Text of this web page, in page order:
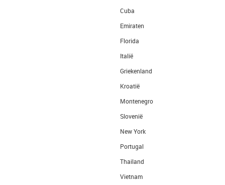
Cuba
Emiraten
Florida
Italië
Griekenland
Kroatië
Montenegro
Slovenië
New York
Portugal
Thailand
Vietnam